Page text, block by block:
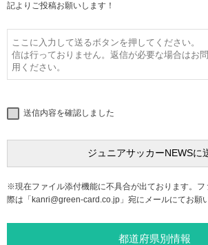
記よりご投稿お願いします！
送信内容を確認しました
※現在ファイル添付機能に不具合が出ております。フ
際は「kanri@green-card.co.jp 」宛にメールにてお願
都道府県別情報